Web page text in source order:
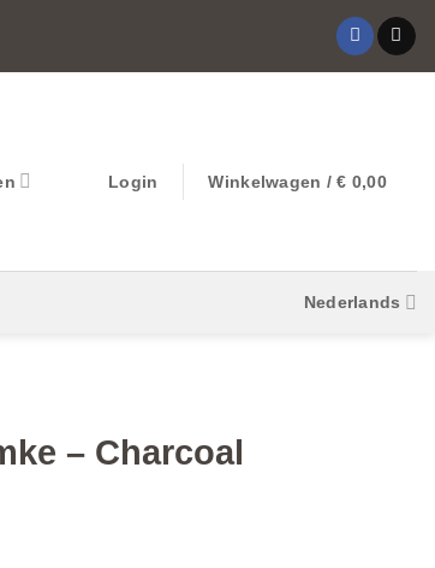
Login Winkelwagen /€ 0,00
Nederlands
– Charcoal